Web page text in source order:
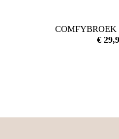
€